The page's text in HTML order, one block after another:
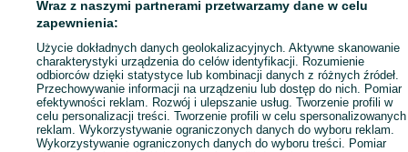
Wraz z naszymi partnerami przetwarzamy dane w celu
zapewnienia:
Użycie dokładnych danych geolokalizacyjnych. Aktywne skanowanie
charakterystyki urządzenia do celów identyfikacji. Rozumienie
odbiorców dzięki statystyce lub kombinacji danych z różnych źródeł.
Przechowywanie informacji na urządzeniu lub dostęp do nich. Pomiar
efektywności reklam. Rozwój i ulepszanie usług. Tworzenie profili w
celu personalizacji treści. Tworzenie profili w celu spersonalizowanych
reklam. Wykorzystywanie ograniczonych danych do wyboru reklam.
Wykorzystywanie ograniczonych danych do wyboru treści. Pomiar